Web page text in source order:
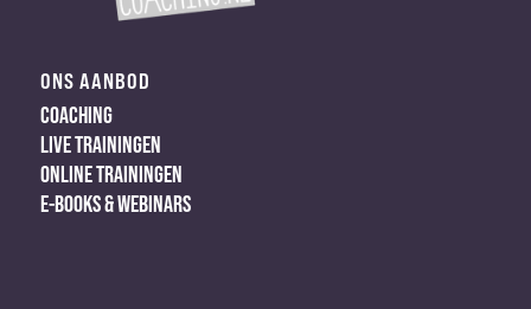
ONS AANBOD
COACHING
LIVE TRAININGEN
ONLINE TRAININGEN
E-BOOKS & WEBINARS